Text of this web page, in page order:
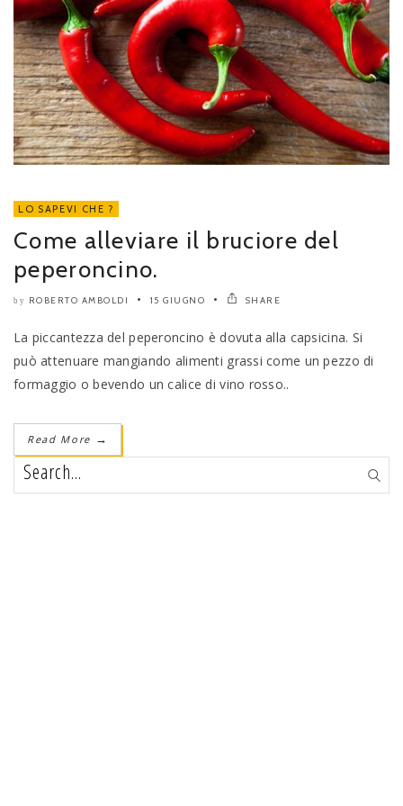
LO SAPEVI CHE ?
Come alleviare il bruciore del
peperoncino.
by ROBERTO AMBOLDI 15 GIUGNO SHARE
La piccantezza del peperoncino è dovuta alla capsicina. Si
può attenuare mangiando alimenti grassi come un pezzo di
formaggio o bevendo un calice di vino rosso..
Read More →